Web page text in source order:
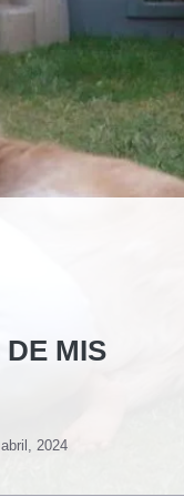
MIS
2024